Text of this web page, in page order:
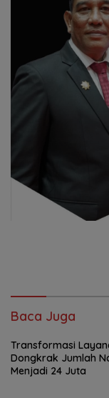
Baca Juga
Transformasi
Dongkrak Jumlah
Menjadi 24 Juta